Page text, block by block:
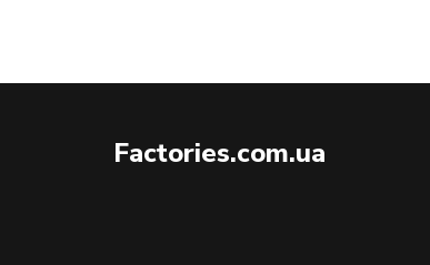
Factories.com.ua